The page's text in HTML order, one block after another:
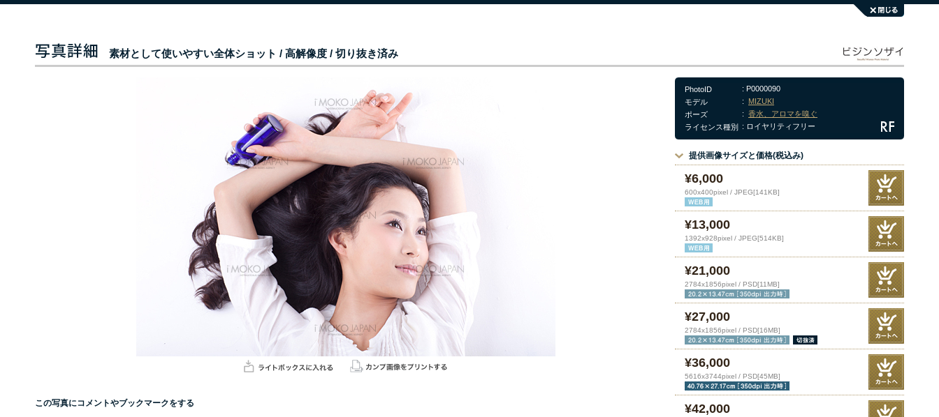
素材として使いやすい全体ショット / 高解像度 / 切り抜き済み
この写真にコメントやブックマークをする
PhotoID
: P0000090
モデル
: MIZUKI
ポーズ
: 香水、アロマを嗅ぐ
ライセンス種別 : ロイヤリティフリー
提供画像サイズと価格(税込み)
¥6,000
600x400pixel / JPEG[141KB]
¥13,000
1392x928pixel / JPEG[514KB]
¥21,000
2784x1856pixel / PSD[11MB]
¥27,000
2784x1856pixel / PSD[16MB]
¥36,000
5616x3744pixel / PSD[45MB]
¥42,000